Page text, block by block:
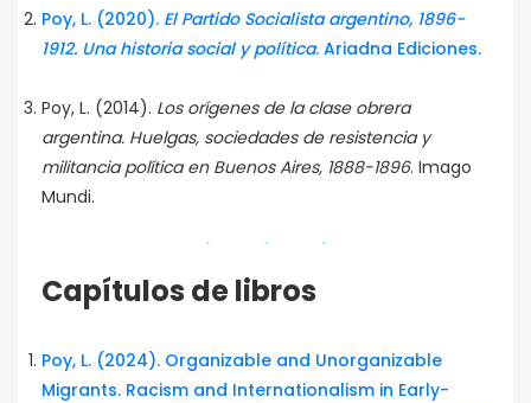
Poy, L. (2020). El Partido Socialista argentino, 1896-
1912. Una historia social y política. Ariadna Ediciones.
Poy, L. (2014). Los orígenes de la clase obrera
argentina. Huelgas, sociedades de resistencia y
militancia política en Buenos Aires, 1888-1896. Imago
Mundi.
Capítulos de libros
Poy, L. (2024). Organizable and Unorganizable
Migrants. Racism and Internationalism in Early-